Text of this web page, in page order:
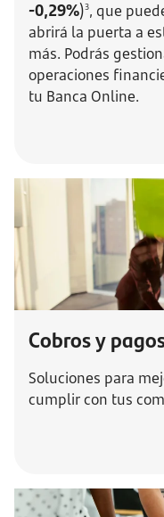
-0,29%)3, que
abrirá la puerta a
más. Podrás
operaciones
tu Banca Online.
Cobros y
Soluciones para
cumplir con tus